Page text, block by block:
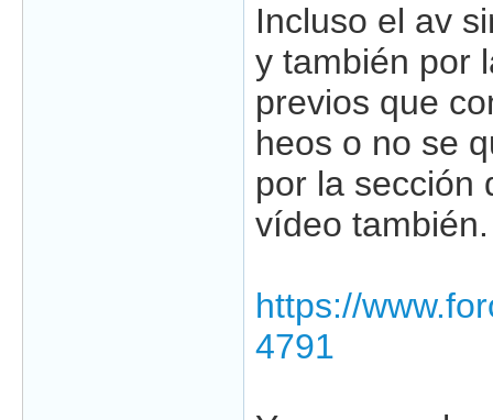
Incluso el av
y también por
previos que
heos o no se
por la sección
vídeo también.
https://
4791